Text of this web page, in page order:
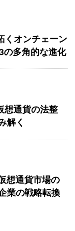
くオンチェーン
の多角的な進化
想通貨の法整
解く
想通貨市場の
業の戦略転換